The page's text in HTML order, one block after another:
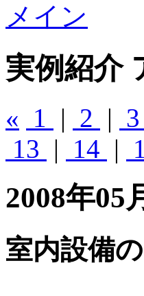
メイン
実例紹介
« 1 | 2 | 3
13 | 14 |
2008年05
室内設備